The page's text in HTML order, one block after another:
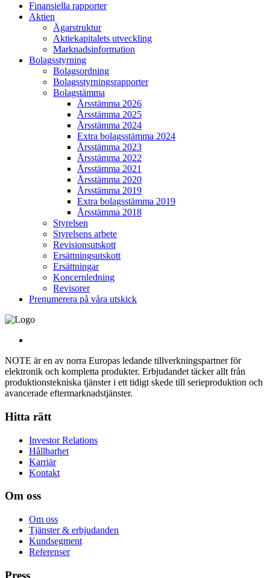
Finansiella rapporter
Aktien
Ägarstruktur
Aktiekapitalets utveckling
Marknadsinformation
Bolagsstyrning
Bolagsordning
Bolagsstyrningsrapporter
Bolagstämma
Årsstämma 2026
Årsstämma 2025
Årsstämma 2024
Extra bolagsstämma 2024
Årsstämma 2023
Årsstämma 2022
Årsstämma 2021
Årsstämma 2020
Årsstämma 2019
Extra bolagsstämma 2019
Årsstämma 2018
Styrelsen
Styrelsens arbete
Revisionsutskott
Ersättningsutskott
Ersättningar
Koncernledning
Revisorer
Prenumerera på våra utskick
NOTE är en av norra Europas ledande tillverkningspartner för
elektronik och kompletta produkter. Erbjudandet täcker allt från
produktionstekniska tjänster i ett tidigt skede till serieproduktion och
avancerade eftermarknadstjänster.
Hitta rätt
Investor Relations
Hållbarhet
Karriär
Kontakt
Om oss
Om oss
Tjänster & erbjudanden
Kundsegment
Referenser
Press